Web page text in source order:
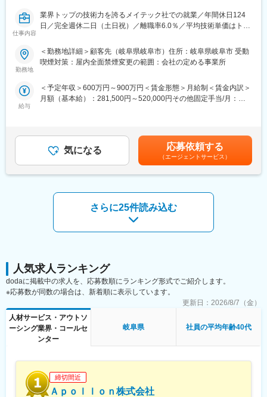
式会社／三菱重工業株式会社／パナソニック株式会社／株式会社
ニコン／トヨタ自動車株式会社／株式会社日立ハイテク／株式会
社
体、情報通信機器などの企業に高度な技術力を提供しています。
特に設計開発から評価試験までのミドルレンジの製品開発を強み
・長年構築してきた教育／研修体制により、エンジニアは常に顧
客のニーズに応えられるよう最新技術を学び続けています。現役
エンジニアが講師を務め、実用性の高いスキル／知識を教育し、
戦力となる人材を育成します。さらに、コミュニケーション力や
業務推進力といった人間力も向上させ、現場のチーム力アップに
変更の範囲：会社の定める業務
仕事内容
業界トップの技術力を誇るメイテック社での就業／年間休日124
日／完全週休二日（土日祝）／離職率6.0％／平均技術単価はトッ
■開催日程・場所
時間：60分～/1名 開始時間は相談に応じます。
会社説明(60分)＋一次面接＋最終選考(希望者のみ/各60分×2回）
■当日の内容
・会社説明（人事考課等も含む）を実施後、これまでの経験や転
職軸を詳細にヒアリング。当社で希望を叶えられるか、また叶え
られるとしたらどのような条件になるのかをお伝えします。
どこに市場価値があるのかを判断できます。
・次の就業を考えておられる方に最適の選考会となります。
・入社～定年に向けた皆様のキャリアについて、研修制度/マネジ
メント教育/メンタルヘルスなど包括的な相談が可能です。
ご経験とご志向性に応じて、大手メーカーを中心とした取引先に
て電気・電子設計／設計周辺の実験・評価・解析業務等に携わっ
て頂きます。
当社であれば、設計開発のコア業務に携わることが可能です。
■おすすめポイント：
１．あなたの強みを可視化し、エンジニアとしての可能性を広げ
ます！
「自分の技術が、希望する業界や製品に通用するだろうか」「自
分に足りないものは何か？」
「現状や環境を変え、キャリアアップしたい！」以上のようなお
悩みや思いを1つでもお持ちの方に、必ず満足していただける内容
です！
勤務地
＜勤務地詳細＞顧客先（岐阜県岐阜市）住所：岐阜県岐阜市 受動
喫煙対策：屋内全面禁煙変更の範囲：会社の定める事業所
給与
＜予定年収＞600万円～900万円＜賃金形態＞月給制＜賃金内訳＞
月額（基本給）：281,500円～520,000円その他固定手当/月：
金額であり、選考を通じて上下する可能性があります。月給(月額)
は固定手当を含めた表記です。
気になる 応募依頼する
（エージェントサービス）
さらに25件読み込む
人気求人ランキング
dodaに掲載中の求人を、応募数順にランキング形式でご紹介します。
※応募数が同数の場合は、新着順に表示しています。
更新日： 2026/8/7（金）
人材サービス・アウトソ
ーシング業界・コールセ
ンター
岐阜県 社員の平均年齢40代
締切間近
Ａｐｏｌｌｏｎ株式会社